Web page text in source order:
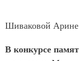
3
Шиваковой Арине
В конкурсе